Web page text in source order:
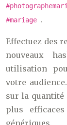
#mariage .
Effectuez des
nouveaux
utilisation
votre
sur la quantité
plus